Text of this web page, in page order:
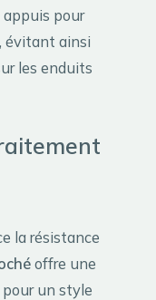
appuis pour
évitant ainsi
les enduits
la résistance
offre une
pour un style